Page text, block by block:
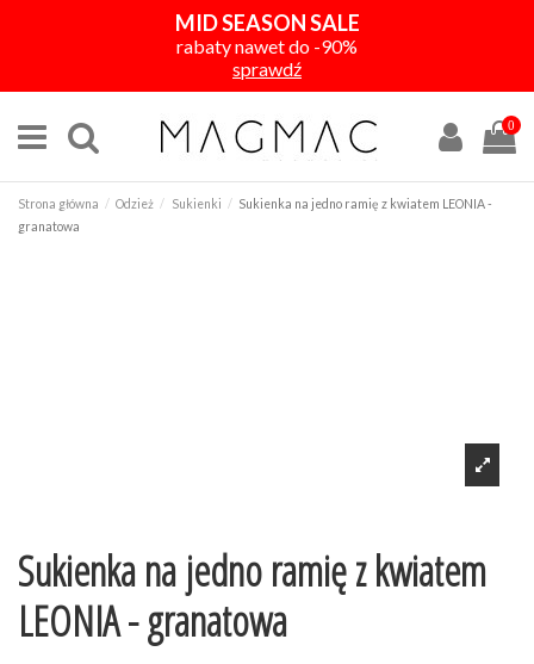
MID SEASON SALE
rabaty nawet do -90%
sprawdź
0
Strona główna Odzież Sukienki
Sukienka na jedno ramię z kwiatem LEONIA -
granatowa
Sukienka na jedno ramię z kwiatem
LEONIA - granatowa